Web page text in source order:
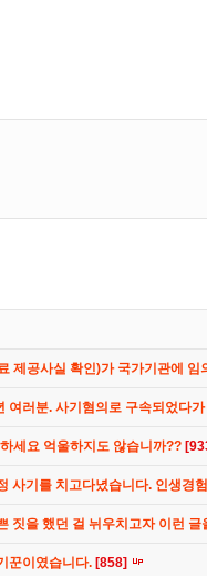
제공사실 확인)가 국가기관에
여러분. 사기혐의로 구속되었다
세요 억울하지도 않습니까??
사기를 치고다녔습니다. 인생경
짓을 했던 걸 뉘우치고자 이런 글
꾼이였습니다. [858]